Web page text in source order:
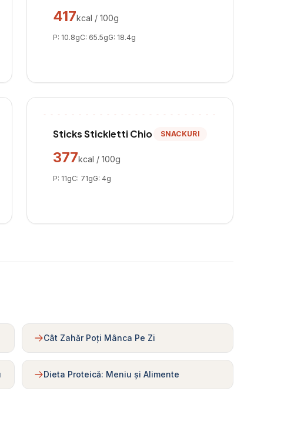
417kcal / 100g
P: 10.8gC: 65.5gG: 18.4g
Sticks Stickletti Chio SNACKURI
377kcal / 100g
P: 11gC: 71gG: 4g
Cât Zahăr Poți Mânca Pe Zi
Dieta Proteică: Meniu și Alimente